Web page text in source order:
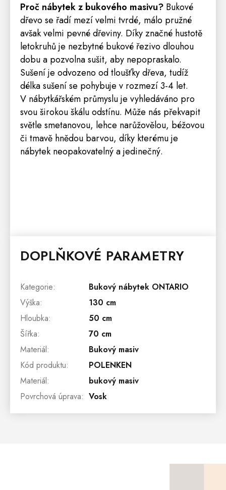
Proč nábytek z bukového masivu? Bukové
dřevo se řadí mezí velmi tvrdé, málo pružné
avšak velmi pevné dřeviny. Díky značné hustotě
letokruhů je nezbytné bukové řezivo dlouhou
dobu a pozvolna sušit, aby nepopraskalo.
Sušení je odvozeno od tloušťky dřeva, tudíž
délka sušení se pohybuje v rozmezí 3-4 let.
V nábytkářském průmyslu je vyhledáváno pro
svou širokou škálu odstínu. Může nás překvapit
světle smetanovou, lehce narůžovělou, béžovou
či tmavě hnědou barvou, díky kterému je
nábytek neopakovatelný a jedinečný.
DOPLŇKOVÉ PARAMETRY
Kategorie:
Bukový nábytek ONTARIO
Výška:
130 cm
Hloubka:
50 cm
Šířka:
70 cm
Materiál:
Bukový masiv
Kód produktu:
POLENKEN
Materiál:
bukový masiv
Povrchová úprava: Vosk